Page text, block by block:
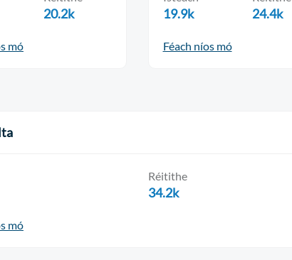
20.2k
mó
19.9k 24.4k
Féach níos mó
Réitithe
34.2k
mó